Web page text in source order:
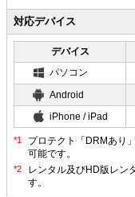
対応デバイス
デバイス
パソコン
Android
iPhone / iPad
プロテクト「DRMあり
可能です。